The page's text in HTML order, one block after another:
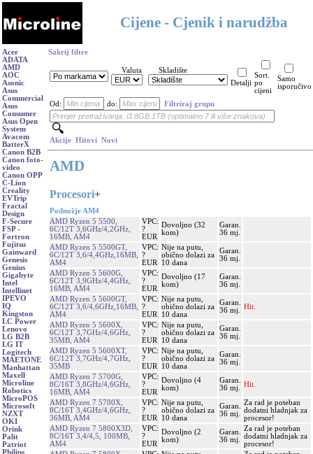
Cijene - Cjenik i narudžba
Acer
ADATA
AMD
AOC
Asonic
Asus
Commercial
Asus
Consumer
Asus Open
System
Avacom
BatterX
Canon B2B
Canon foto-
video
Canon OPP
C-Lion
Creality
EVTrip
Fractal
Design
F-Secure
FSP -
Fortron
Fujitsu
Gainward
Genesis
Genius
Gigabyte
Intel
Intellinet
IPEVO
IQ
Kingston
LC Power
Lenovo
LG B2B
LG IT
Logitech
MAETONE
Manhattan
Maxell
Microline
Robotics
MicroPOS
Microsoft
NZXT
OKI
Orink
Palit
Patriot
Philips
Sakrij filtre
Valuta
Skladište
Detalji
Sort.
po
cijeni
Samo
isporučivo
Od: do: Filtriraj grupu
Akcije Hitovi Novi
AMD
Procesori+
Podnožje AM4
AMD Ryzen 5 5500,
6C/12T 3,6GHz/4,2GHz,
16MB, AM4
VPC:
?
EUR
Dovoljno (32
kom)
Garan.
36 mj.
AMD Ryzen 5 5500GT,
6C/12T 3,6/4,4GHz,16MB,
AM4
VPC:
?
EUR
Nije na putu,
obično dolazi za
10 dana
Garan.
36 mj.
AMD Ryzen 5 5600G,
6C/12T 3,9GHz/4,4GHz,
16MB, AM4
VPC:
?
EUR
Dovoljno (17
kom)
Garan.
36 mj.
AMD Ryzen 5 5600GT,
6C/12T 3,6/4,6GHz,16MB,
AM4
VPC:
?
EUR
Nije na putu,
obično dolazi za
10 dana
Garan.
36 mj.
Hit.
AMD Ryzen 5 5600X,
6C/12T 3,7GHz/4,6GHz,
35MB, AM4
VPC:
?
EUR
Nije na putu,
obično dolazi za
10 dana
Garan.
36 mj.
AMD Ryzen 5 5600XT,
6C/12T 3,7GHz/4,7GHz,
35MB
VPC:
?
EUR
Nije na putu,
obično dolazi za
10 dana
Garan.
36 mj.
AMD Ryzen 7 5700G,
8C/16T 3,8GHz/4,6GHz,
16MB, AM4
VPC:
?
EUR
Dovoljno (4
kom)
Garan.
36 mj.
Hit.
AMD Ryzen 7 5700X,
8C/16T 3,4GHz/4,6GHz,
36MB, AM4
VPC:
?
EUR
Nije na putu,
obično dolazi za
10 dana
Garan.
36 mj.
Za rad je poteban
dodatni hladnjak za
procesor!
AMD Ryzen 7 5800X3D,
8C/16T 3,4/4,5, 100MB,
AM4
VPC:
?
EUR
Dovoljno (2
kom)
Garan.
36 mj.
Za rad je poteban
dodatni hladnjak za
procesor!